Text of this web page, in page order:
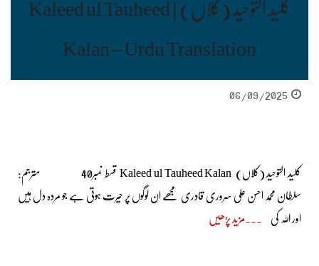
کلید التوحید (کلاں) | Kaleed ul Tauheed
Kalan – Urdu Translation
06/09/2025
کلید التوحید (کلاں) Kaleed ul Tauheed Kalan قسط نمبر40 مترجم:
سلطان محمد احسن علی سروری قادری مجھے ان لوگوں پر حیرت ہوتی ہے جو مردہ دل ہیں
اور اللہ کی مزید پڑھیں